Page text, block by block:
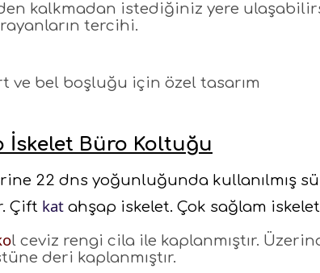
kalkmadan istediğiniz yere
tercihi.
ve bel boşluğu için özel tasarım
İskelet Büro Koltuğu
22 dns yoğunluğunda kullanılmış
Çift kat ahşap iskelet. Çok sağlam
l ceviz rengi cila ile kaplanmıştır.
deri kaplanmıştır.